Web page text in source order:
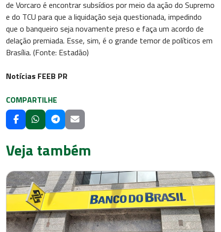
de Vorcaro é encontrar subsídios por meio da ação do Supremo
e do TCU para que a liquidação seja questionada, impedindo
que o banqueiro seja novamente preso e faça um acordo de
delação premiada. Esse, sim, é o grande temor de políticos em
Brasília. (Fonte: Estadão)
Notícias FEEB PR
COMPARTILHE
Veja também